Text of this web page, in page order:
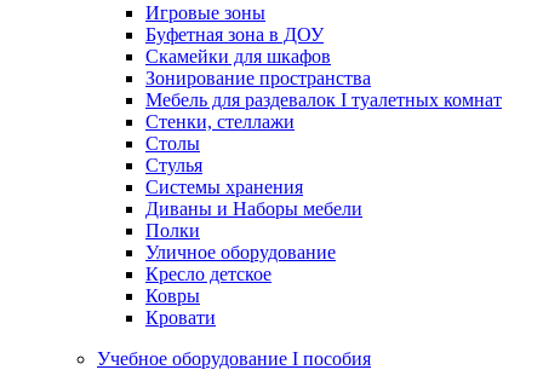
Игровые зоны
Буфетная зона в ДОУ
Скамейки для шкафов
Зонирование пространства
Мебель для раздевалок I туалетных комнат
Стенки, стеллажи
Столы
Стулья
Системы хранения
Диваны и Наборы мебели
Полки
Уличное оборудование
Кресло детское
Ковры
Кровати
Учебное оборудование I пособия